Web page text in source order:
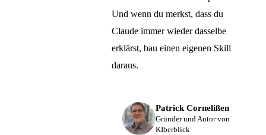
Und wenn du merkst, dass du
Claude immer wieder dasselbe
erklärst, bau einen eigenen Skill
daraus.
Patrick Cornelißen
Gründer und Autor von
KIberblick